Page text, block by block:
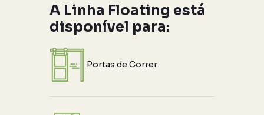
A Linha Floating está
disponível para:
Portas de Correr